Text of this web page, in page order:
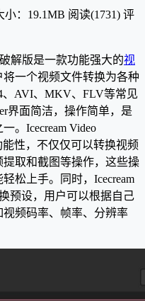
小：19.1MB 阅读(1731) 评
破解版是一款功能强大的视
一个视频文件转换为各种
、AVI、MKV、FLV等常见
界面简洁，操作简单，是
。Icecream Video
性，不仅仅可以转换视频
取和截图等操作，这些操
松上手。同时，Icecream
预设，用户可以根据自己
频码率、帧率、分辨率